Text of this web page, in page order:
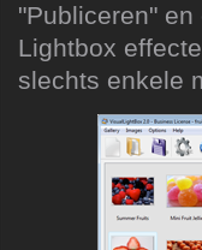
"Publiceren"
Lightbox
slechts enkele